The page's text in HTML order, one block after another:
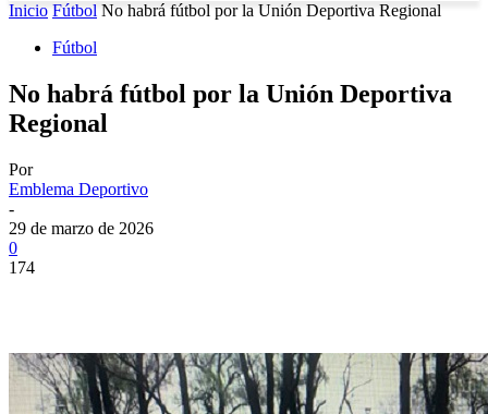
Inicio Fútbol No habrá fútbol por la Unión Deportiva Regional
Fútbol
No habrá fútbol por la Unión Deportiva
Regional
Por
Emblema Deportivo
-
29 de marzo de 2026
0
174